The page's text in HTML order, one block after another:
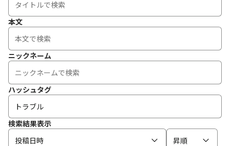
本文
ニックネーム
ハッシュタグ
検索結果表示
投稿日時
昇順